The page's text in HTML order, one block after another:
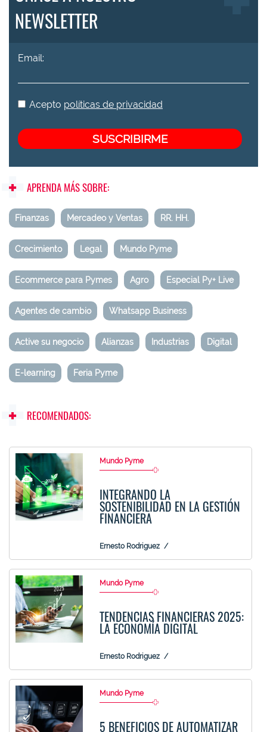
NEWSLETTER
Email:
Acepto políticas de privacidad
APRENDA MÁS SOBRE:
Finanzas Mercadeo y Ventas RR. HH.
Crecimiento Legal Mundo Pyme
Ecommerce para Pymes Agro Especial Py+ Live
Agentes de cambio Whatsapp Business
Active su negocio Alianzas Industrias Digital
E-learning Feria Pyme
RECOMENDADOS:
Mundo Pyme
INTEGRANDO LA
SOSTENIBILIDAD EN LA GESTIÓN
FINANCIERA
Ernesto Rodriguez
Mundo Pyme
TENDENCIAS FINANCIERAS 2025:
LA ECONOMÍA DIGITAL
Ernesto Rodriguez
Mundo Pyme
5 BENEFICIOS DE AUTOMATIZAR